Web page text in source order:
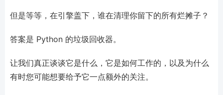
但是等等，在引擎盖下，谁在清理你留下的所有烂摊子？
答案是 Python 的垃圾回收器。
让我们真正谈谈它是什么，它是如何工作的，以及为什么
有时您可能想要给予它一点额外的关注。